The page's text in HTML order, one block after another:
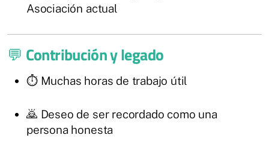
Asociación actual
💬 Contribución y legado
⏱️ Muchas horas de trabajo útil
🙇 Deseo de ser recordado como una
persona honesta